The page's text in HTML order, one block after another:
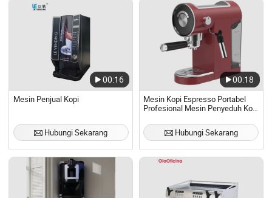
00:16
Mesin Penjual Kopi
Hubungi Sekarang
00:18
Mesin Kopi Espresso Portabel
Profesional Mesin Penyeduh Kopi
Hubungi Sekarang